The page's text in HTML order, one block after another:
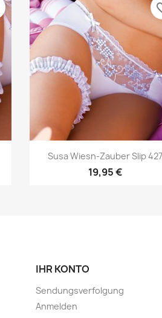
Vorschau
Susa Wiesn-Zauber Slip 427
19,95 €
IHR KONTO
Sendungsverfolgung
Anmelden